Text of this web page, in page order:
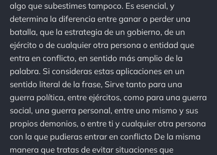
algo que subestimes tampoco. Es esencial, y
determina la diferencia entre ganar o perder una
batalla, que la estrategia de un gobierno, de un
ejército o de cualquier otra persona o entidad que
entra en conflicto, en sentido más amplio de la
palabra. Si consideras estas aplicaciones en un
sentido literal de la frase, Sirve tanto para una
guerra política, entre ejércitos, como para una guerra
social, una guerra personal, entre uno mismo y sus
propios demonios, o entre ti y cualquier otra persona
con la que pudieras entrar en conflicto De la misma
manera que tratas de evitar situaciones que